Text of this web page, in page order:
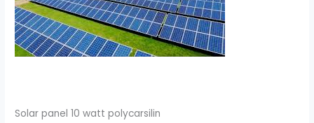
Solar panel 10 watt polycarsilin